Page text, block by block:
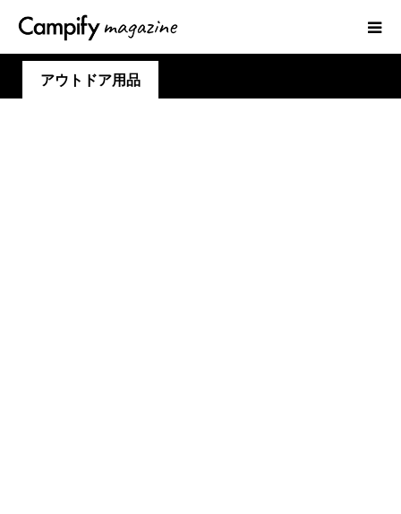
アウトドア用品